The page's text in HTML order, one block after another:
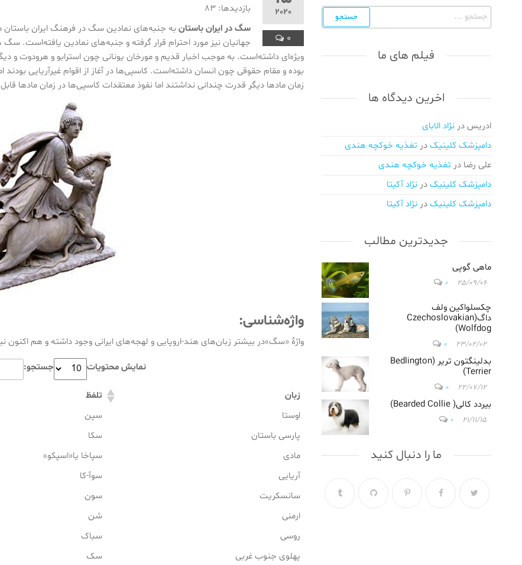
اهلی/
واکسیناسیون
ویزیت
محل/
در ملارد/
کرج/
در گلشهر
ویلا/
دامپزشکی
در فاز
4مهرشهر/
دامپزشکی
دامپزشکی
در گوهردشت
کرج/
دامپزشکی
در رجائی شهر
کرج/
دامپزشکی
2020
0
بازدیدها: 83
سگ در ایران باستان به جنبه‌های نمادین سگ در فرهنگ ایران باستان
جهانیان نیز مورد احترام قرار گرفته و جنبه‌های نمادین یافته‌است.
ویژه‌ای داشته‌است. به موجب اخبار قدیم و مورخان یونانی چون استرابو و هرودوت و
بوده و مقام حقوقی چون انسان داشته‌است. کاسپی‌ها در آغاز از اقوام غیرآریایی
زمان مادها دیگر قدرت چندانی نداشتند اما نفوذ معتقدات کاسپی‌ها در زمان مادها
واژه‌شناسی:
واژهٔ «سگ»در بیشتر زبان‌های هند-اروپایی و لهجه‌های ایرانی وجود داشته و هم اکنون
نمایش محتویات جستجو:
زبان تلفظ
اوستا
سپن
پارسی باستان
سکا
مادی
سپاخا یا«اسپکو»
آریایی
سوآ-کا
سانسکریت
سون
ارمنی
شن
روسی
سباک
پهلوی جنوب غربی
سک
جستجو
برای:
فیلم های ما
اخرین دیدگاه ها
ادریسدر نژاد الابای
دامپزشک کلینیکدر تغذیه خوکچه هندی
علی رضا در تغذیه خوکچه هندی
دامپزشک کلینیکدر نژاد آکیتا
دامپزشک کلینیکدر نژاد آکیتا
جدیدترین مطالب
ماهی گوپی
25/09/06
0
چکسلواکین ولف
داگ(Czechoslovakian
Wolfdog)
23/02/02
0
بدلینگتون تریر (Bedlington
Terrier)
22/07/12
0
بیردد کالی( Bearded Collie)
21/11/15
0
ما را دنبال کنید